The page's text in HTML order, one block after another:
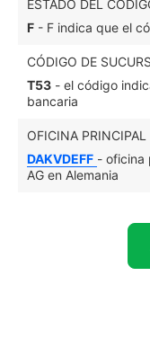
ESTADO DEL
F - F indica que el
CÓDIGO DE
T53 - el código
bancaria
OFICINA PRINCIPAL
DAKVDEFF - oficina
AG en Alemania